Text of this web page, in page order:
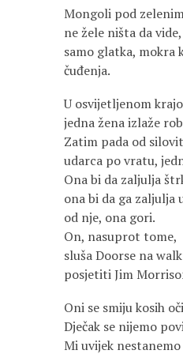
Mongoli pod
ne žele ništa da
samo glatka, mokra
čuđenja.
U osvijetljenom
jedna žena izlaže
Zatim pada od
udarca po vratu,
Ona bi da zaljulja
ona bi da ga zaljulja
od nje, ona gori.
On, nasuprot tome,
sluša Doorse na
posjetiti Jim
Oni se smiju kosih
Dječak se nijemo
Mi uvijek